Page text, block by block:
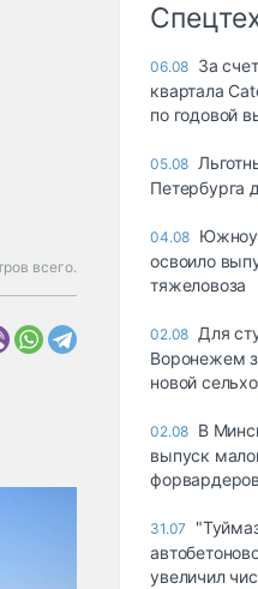
всего.
06.08 За
квартала
по годовой
05.08
Петербурга
04.08
освоило
тяжеловоза
02.08 Для
Воронежем
новой
02.08 В
выпуск
31.07
увеличил